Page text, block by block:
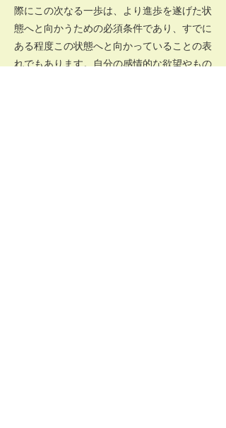
際にこの次なる一歩は、より進歩を遂げた状
態へと向かうための必須条件であり、すでに
ある程度この状態へと向かっていることの表
れでもあります。自分の感情的な欲望やもの